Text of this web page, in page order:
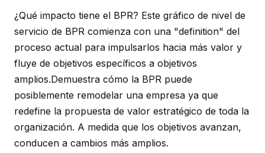
¿Qué impacto tiene el BPR? Este gráfico de nivel de
servicio de BPR comienza con una "definition" del
proceso actual para impulsarlos hacia más valor y
fluye de objetivos específicos a objetivos
amplios.Demuestra cómo la BPR puede
posiblemente remodelar una empresa ya que
redefine la propuesta de valor estratégico de toda la
organización. A medida que los objetivos avanzan,
conducen a cambios más amplios.